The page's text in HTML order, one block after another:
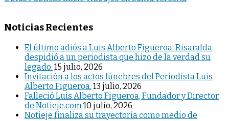
Noticias Recientes
El último adiós a Luis Alberto Figueroa: Risaralda
despidió a un periodista que hizo de la verdad su
legado. 15 julio, 2026
Invitación a los actos fúnebres del Periodista Luis
Alberto Figueroa. 13 julio, 2026
Falleció Luis Alberto Figueroa, Fundador y Director
de Notieje.com10 julio, 2026
Notieje finaliza su trayectoria como medio de